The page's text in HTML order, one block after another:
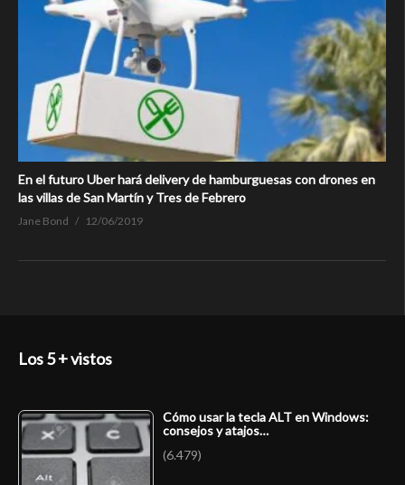
En el futuro Uber hará delivery de hamburguesas con drones en
las villas de San Martín y Tres de Febrero
Jane Bond 12/06/2019
Los 5 + vistos
Cómo usar la tecla ALT en Windows:
consejos y atajos…
(6.479)